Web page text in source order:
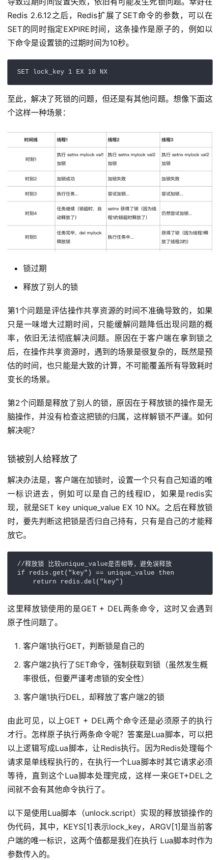
Redis 2.6.12之后，Redis扩展了SET命令的参数，可以在
SET的同时指定EXPIRE时间，这条操作是原子的，例如以
下命令是设置锁的过期时间为10秒。
SET lock_key 1 EX 10 NX
至此，解决了死锁的问题，但还是有其他问题。想像下面这
个这样一种场景：
锁过期
释放了别人的锁
第1个问题是评估操作共享资源的时间不准确导致的，如果
只是一味增大过期时间，只能缓解问题降低出现问题的概
率，依旧无法彻底解决问题。原因在于客户端在拿到锁之
后，在操作共享资源时，遇到的场景是很复杂的，既然是预
估的时间，也只能是大致的计算，不可能覆盖所有导致耗时
变长的场景。
第2个问题是释放了别人的锁，原因在于释放锁的操作是无
脑操作，并没有检查这把锁的归属，这样解锁不严谨。如何
解决呢？
锁被别人给释放了
解决办法是，客户端在加锁时，设置一个只有自己知道的唯
一标识进去，例如可以是自己的线程ID，如果是redis实
现，就是SET key unique_value EX 10 NX。之后在释放锁
时，要先判断这把锁是否归自己持有，只有是自己的才能释
放它。
//释放锁 比较unique_value是否相等，避免误释放
if redis.get("key") == unique_value then
    return redis.del("key")
这里释放锁使用的是GET + DEL两条命令，这时又会遇到
原子性问题了。
客户端1执行GET，判断锁是自己的
客户端2执行了SET命令，强制获取到锁（虽然发生概
率很低，但要严谨考虑锁的安全性）
客户端1执行DEL，却释放了客户端2的锁
由此可见，以上GET + DEL两个命令还是必须原子的执行
才行。怎样原子执行两条命令呢？答案是Lua脚本，可以把
以上逻辑写成Lua脚本，让Redis执行。因为Redis处理每个
请求是单线程执行的，在执行一个Lua脚本时其它请求必须
等待，直到这个Lua脚本处理完成，这样一来GET+DEL之
间就不会有其他命令执行了。
以下是使用Lua脚本（unlock.script）实现的释放锁操作的
伪代码，其中，KEYS[1]表示lock_key，ARGV[1]是当前客
户端的唯一标识，这两个值都是我们在执行 Lua脚本时作为
参数传入的。